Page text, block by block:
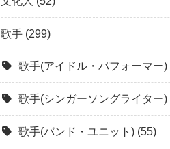
歌手 (299)
歌手(アイドル・パフォーマー)
歌手(シンガーソングライター)
歌手(バンド・ユニット) (55)